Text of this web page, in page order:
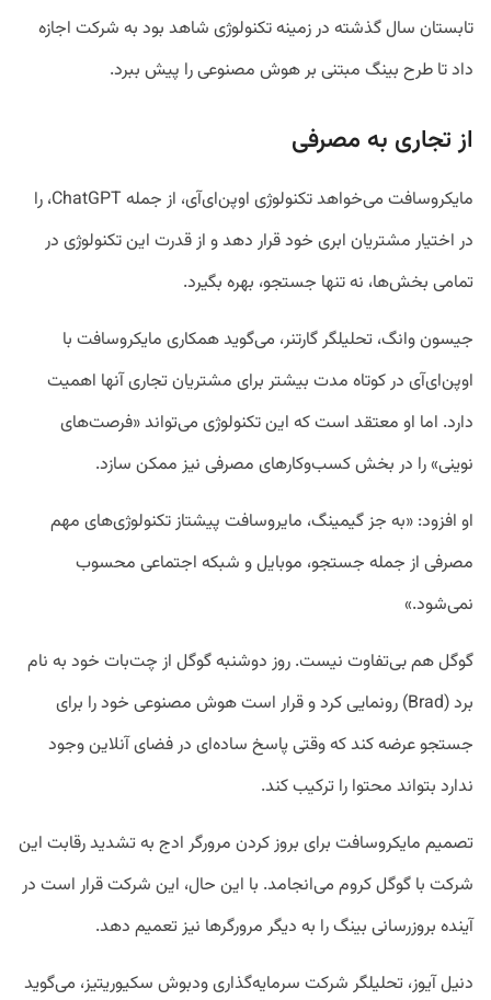
تابستان سال گذشته در زمینه تکنولوژی شاهد بود به شرکت اجازه
داد تا طرح بینگ مبتنی بر هوش مصنوعی را پیش ببرد.
از تجاری به مصرفی
مایکروسافت می‌خواهد تکنولوژی اوپن‌ای‌آی، از جمله ChatGPT، را
در اختیار مشتریان ابری خود قرار دهد و از قدرت این تکنولوژی در
تمامی بخش‌ها، نه تنها جستجو، بهره بگیرد.
جیسون وانگ، تحلیلگر گارتنر، می‌گوید همکاری مایکروسافت با
اوپن‌ای‌آی در کوتاه مدت بیشتر برای مشتریان تجاری آنها اهمیت
دارد. اما او معتقد است که این تکنولوژی می‌تواند «فرصت‌های
نوینی» را در بخش کسب‌وکارهای مصرفی نیز ممکن سازد.
او افزود: «به جز گیمینگ، مایروسافت پیشتاز تکنولوژی‌های مهم
مصرفی از جمله جستجو، موبایل و شبکه اجتماعی محسوب
نمی‌شود.»
گوگل هم بی‌تفاوت نیست. روز دوشنبه گوگل از چت‌بات خود به نام
برد (Brad) رونمایی کرد و قرار است هوش مصنوعی خود را برای
جستجو عرضه کند که وقتی پاسخ ساده‌ای در فضای آنلاین وجود
ندارد بتواند محتوا را ترکیب کند.
تصمیم مایکروسافت برای بروز کردن مرورگر ادج به تشدید رقابت این
شرکت با گوگل کروم می‌انجامد. با این حال، این شرکت قرار است در
آینده بروزرسانی بینگ را به دیگر مرورگرها نیز تعمیم دهد.
دنیل آیوز، تحلیلگر شرکت سرمایه‌گذاری ودبوش سکیوریتیز، می‌گوید